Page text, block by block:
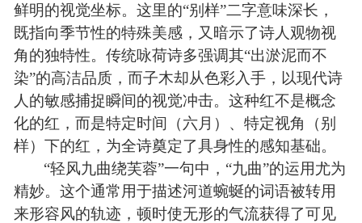
鲜明的视觉坐标。这里的“别样”二字意味深长，
既指向季节性的特殊美感，又暗示了诗人观物视
角的独特性。传统咏荷诗多强调其“出淤泥而不
染”的高洁品质，而子木却从色彩入手，以现代诗
人的敏感捕捉瞬间的视觉冲击。这种红不是概念
化的红，而是特定时间（六月）、特定视角（别
样）下的红，为全诗奠定了具身性的感知基础。
“轻风九曲绕芙蓉”一句中，“九曲”的运用尤为
精妙。这个通常用于描述河道蜿蜒的词语被转用
来形容风的轨迹，顿时使无形的气流获得了可见